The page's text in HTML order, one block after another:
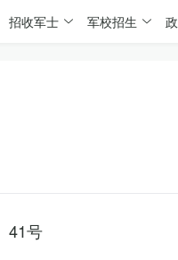
招收军士 军校招生
41号